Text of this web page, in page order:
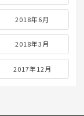
2018年6月
2018年3月
2017年12月